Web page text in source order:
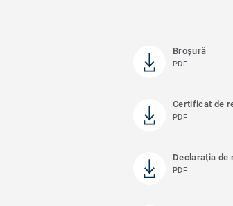
Broșură
PDF
Certificat de
PDF
Declarația de
PDF